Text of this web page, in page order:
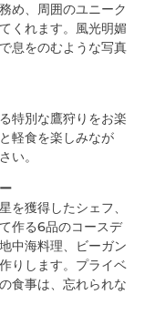
め、周囲のユニーク
くれます。風光明媚
息をのむような写真
特別な鷹狩りをお楽
軽食を楽しみなが
い。
を獲得したシェフ、
作る6品のコースデ
中海料理、ビーガン
りします。プライベ
食事は、忘れられな